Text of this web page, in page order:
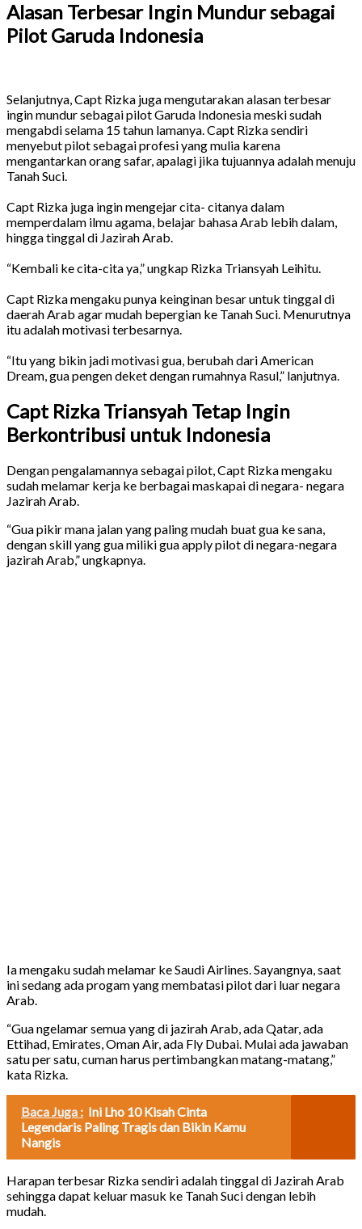
Alasan Terbesar Ingin Mundur sebagai
Pilot Garuda Indonesia
Selanjutnya, Capt Rizka juga mengutarakan alasan terbesar
ingin mundur sebagai pilot Garuda Indonesia meski sudah
mengabdi selama 15 tahun lamanya. Capt Rizka sendiri
menyebut pilot sebagai profesi yang mulia karena
mengantarkan orang safar, apalagi jika tujuannya adalah menuju
Tanah Suci.
Capt Rizka juga ingin mengejar cita- citanya dalam
memperdalam ilmu agama, belajar bahasa Arab lebih dalam,
hingga tinggal di Jazirah Arab.
“Kembali ke cita-cita ya,” ungkap Rizka Triansyah Leihitu.
Capt Rizka mengaku punya keinginan besar untuk tinggal di
daerah Arab agar mudah bepergian ke Tanah Suci. Menurutnya
itu adalah motivasi terbesarnya.
“Itu yang bikin jadi motivasi gua, berubah dari American
Dream, gua pengen deket dengan rumahnya Rasul,” lanjutnya.
Capt Rizka Triansyah Tetap Ingin
Berkontribusi untuk Indonesia
Dengan pengalamannya sebagai pilot, Capt Rizka mengaku
sudah melamar kerja ke berbagai maskapai di negara- negara
Jazirah Arab.
“Gua pikir mana jalan yang paling mudah buat gua ke sana,
dengan skill yang gua miliki gua apply pilot di negara-negara
jazirah Arab,” ungkapnya.
Ia mengaku sudah melamar ke Saudi Airlines. Sayangnya, saat
ini sedang ada progam yang membatasi pilot dari luar negara
Arab.
“Gua ngelamar semua yang di jazirah Arab, ada Qatar, ada
Ettihad, Emirates, Oman Air, ada Fly Dubai. Mulai ada jawaban
satu per satu, cuman harus pertimbangkan matang-matang,”
kata Rizka.
Baca Juga : Ini Lho 10 Kisah Cinta
Legendaris Paling Tragis dan Bikin Kamu
Nangis
Harapan terbesar Rizka sendiri adalah tinggal di Jazirah Arab
sehingga dapat keluar masuk ke Tanah Suci dengan lebih
mudah.